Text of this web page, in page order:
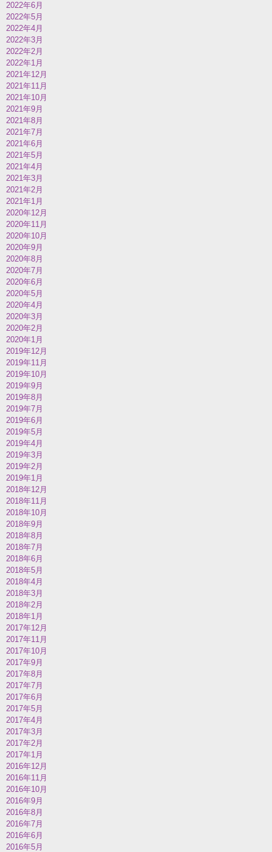
2022年6月
2022年5月
2022年4月
2022年3月
2022年2月
2022年1月
2021年12月
2021年11月
2021年10月
2021年9月
2021年8月
2021年7月
2021年6月
2021年5月
2021年4月
2021年3月
2021年2月
2021年1月
2020年12月
2020年11月
2020年10月
2020年9月
2020年8月
2020年7月
2020年6月
2020年5月
2020年4月
2020年3月
2020年2月
2020年1月
2019年12月
2019年11月
2019年10月
2019年9月
2019年8月
2019年7月
2019年6月
2019年5月
2019年4月
2019年3月
2019年2月
2019年1月
2018年12月
2018年11月
2018年10月
2018年9月
2018年8月
2018年7月
2018年6月
2018年5月
2018年4月
2018年3月
2018年2月
2018年1月
2017年12月
2017年11月
2017年10月
2017年9月
2017年8月
2017年7月
2017年6月
2017年5月
2017年4月
2017年3月
2017年2月
2017年1月
2016年12月
2016年11月
2016年10月
2016年9月
2016年8月
2016年7月
2016年6月
2016年5月